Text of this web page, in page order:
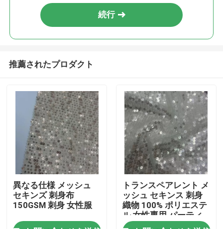
続行
推薦されたプロダクト
異なる仕様 メッシュ
セキンズ 刺身布
150GSM 刺身 女性服
トランスペアレント メ
ッシュ セキンス 刺身
織物 100% ポリエステ
ル 女性専用 パーティ
ードレス